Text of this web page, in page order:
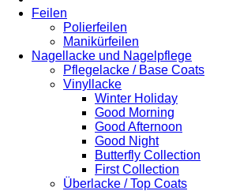
Feilen
Polierfeilen
Manikürfeilen
Nagellacke und Nagelpflege
Pflegelacke / Base Coats
Vinyllacke
Winter Holiday
Good Morning
Good Afternoon
Good Night
Butterfly Collection
First Collection
Überlacke / Top Coats